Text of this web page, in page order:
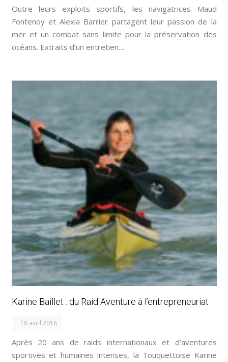
Outre leurs exploits sportifs, les navigatrices Maud
Fontenoy et Alexia Barrier partagent leur passion de la
mer et un combat sans limite pour la préservation des
océans. Extraits d’un entretien…
Karine Baillet : du Raid Aventure à l’entrepreneuriat
18 avril 2016
Après 20 ans de raids internationaux et d’aventures
sportives et humaines intenses, la Touquettoise Karine